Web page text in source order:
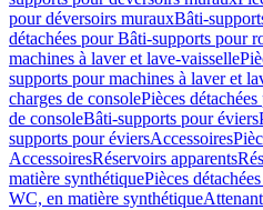
pour déversoirs murauxBâti-
détachées pour Bâti-supports pour
machines à laver et lave-vaisselle
supports pour machines à laver et
charges de consolePièces
de consoleBâti-supports pour éviers
supports pour éviersAccessoires
AccessoiresRéservoirs apparents
matière synthétiquePièces
WC, en matière synthétiqueAttenant